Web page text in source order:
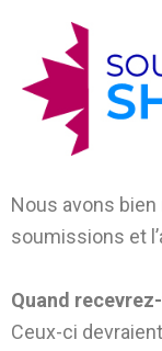
Nous avons
soumissions et
Quand
Ceux-ci